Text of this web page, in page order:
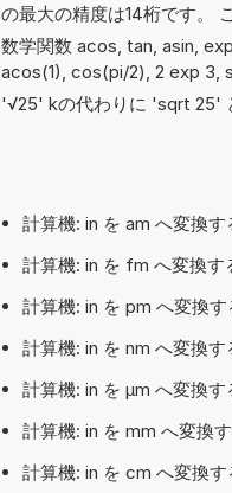
の最大の精度は14桁です。
数学関数 acos, tan, asin,
acos(1), cos(pi/2), 2 exp 3,
'√25' kの代わりに 'sqrt 25'
計算機: in を am へ変換
計算機: in を fm へ変換す
計算機: in を pm へ変換
計算機: in を nm へ変換
計算機: in を µm へ変換
計算機: in を mm へ変換
計算機: in を cm へ変換